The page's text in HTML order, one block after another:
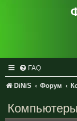
FAQ
DiNiS Форум